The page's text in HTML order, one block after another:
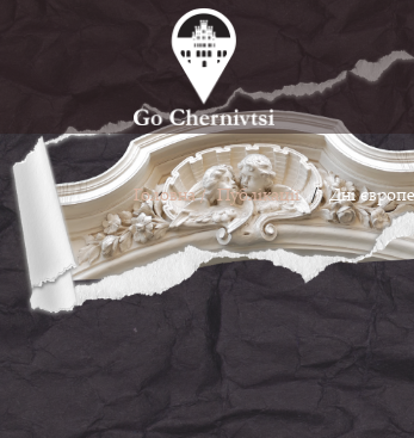
Головна / Публікації / Дні